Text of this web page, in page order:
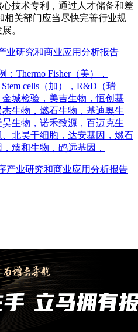
技术专利，通过人才储备和差
相关部门应当尽快完善行业规
。
业研究和商业应用分析报告
Thermo Fisher（美），
cells（加），R&D（瑞
城检验，美吉生物，恒创基
生物，燃石生物，基迪奥生
生物，诺禾致源，百迈克生
北昊干细胞，达安基因，燃石
臻和生物，鹍远基因，